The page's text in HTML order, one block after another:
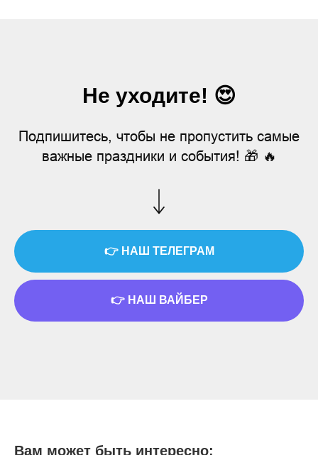
Не уходите! 😍
Подпишитесь, чтобы не пропустить самые
важные праздники и события! 🎁 🔥
👉 НАШ ТЕЛЕГРАМ
👉 НАШ ВАЙБЕР
Вам может быть интересно: